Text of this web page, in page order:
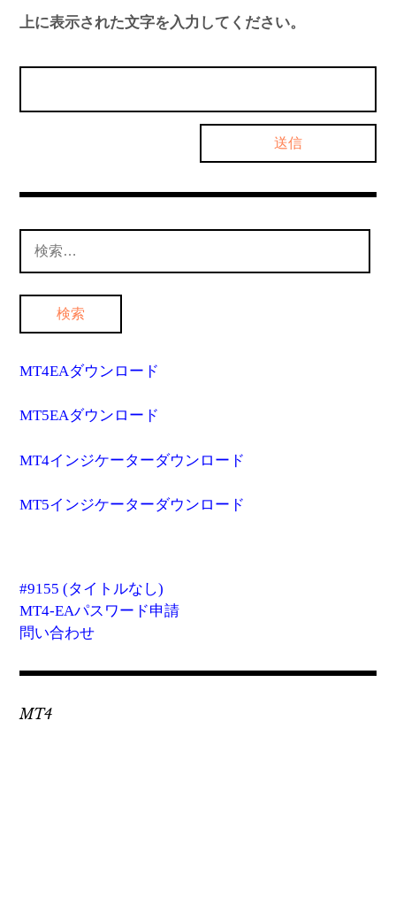
上に表示された文字を入力してください。
索:
MT4EAダウンロード
MT5EAダウンロード
MT4インジケーターダウンロード
MT5インジケーターダウンロード
#9155 (タイトルなし)
MT4-EAパスワード申請
問い合わせ
MT4